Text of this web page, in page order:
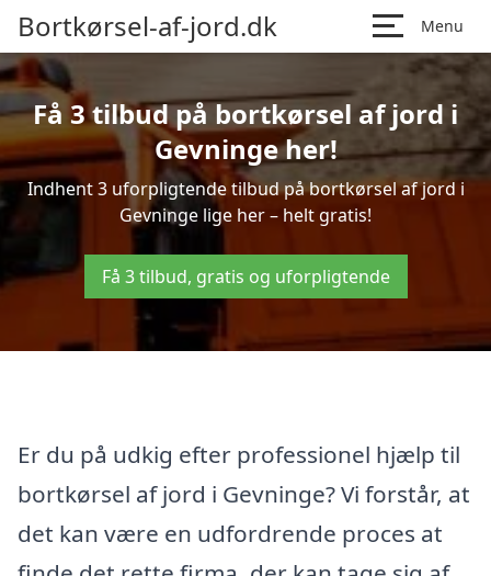
Bortkørsel-af-jord.dk Menu
Få 3 tilbud på bortkørsel af jord i
Gevninge her!
Indhent 3 uforpligtende tilbud på bortkørsel af jord i
Gevninge lige her – helt gratis!
Få 3 tilbud, gratis og uforpligtende
Er du på udkig efter professionel hjælp til
bortkørsel af jord i Gevninge? Vi forstår, at
det kan være en udfordrende proces at